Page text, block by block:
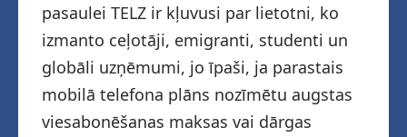
pasaulei TELZ ir kļuvusi par lietotni, ko
izmanto ceļotāji, emigranti, studenti un
globāli uzņēmumi, jo īpaši, ja parastais
mobilā telefona plāns nozīmētu augstas
viesabonēšanas maksas vai dārgas